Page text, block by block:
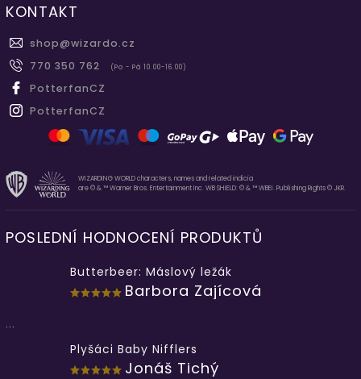
KONTAKT
shop@wizardo.cz
770 350 762
(Po - Pá 10.00-16.00)
PotterfanCZ
PotterfanCZ
WIZARDING WORLD characters, names and related indicia
are © & ™ Warner Bros. Entertainment Inc. WB SHIELD: © & ™ WBEI. Publishing Rights © JKR.
POSLEDNÍ HODNOCENÍ PRODUKTŮ
Butterbeer: Máslový ležák
Barbora Zajícová
...
Plyšáci Baby Nifflers
Jonáš Tichý